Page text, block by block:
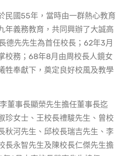
國55年，當時由一群熱心教育
年義務教育，共同興辦了大誠高
德先先生為首任校長；62年3月
校務；68年8月由周校長人鏡女
牲奉獻下，奠定良好校風及教學
事長顯榮先生擔任董事長迄
珍女士、王校長禮駿先生、曾校
秋河先生、邱校長瑞吉先生、李
長永智先生及陳校長仁傑先生擔